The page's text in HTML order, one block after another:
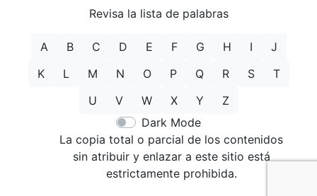
Revisa la lista de palabras
A B C D E F G H I
J
K
L M N O P Q R S
T
U
V W X Y
Z
Dark Mode
La copia total o parcial de los contenidos
sin atribuir y enlazar a este sitio está
estrictamente prohibida.